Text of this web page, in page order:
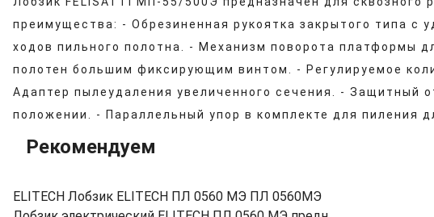
преимущества: - Обрезиненная рукоятка закрытого типа с
ходов пильного полотна. - Механизм поворота платформы
полотен большим фиксирующим винтом. - Регулируемое
Адаптер пылеудаления увеличенного сечения. - Защитный
положении. - Параллельный упор в комплекте для пиления
Рекомендуем
ELITECH Лобзик ELITECH ПЛ 0560 МЭ ПЛ 0560МЭ